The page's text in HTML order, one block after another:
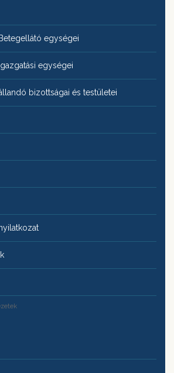
egységei
egységei
bizottságai és testületei